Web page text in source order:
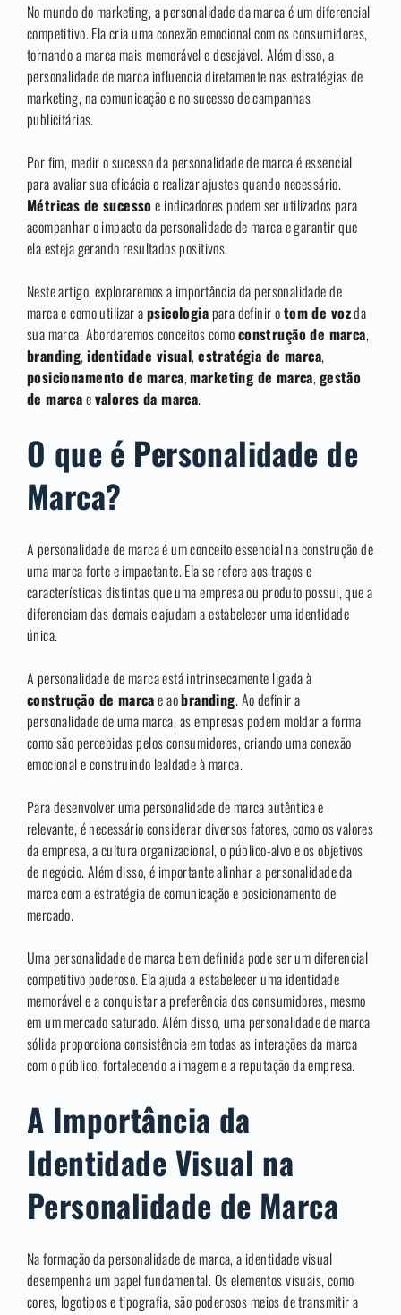
No mundo do marketing, a personalidade da marca é um diferencial
competitivo. Ela cria uma conexão emocional com os consumidores,
tornando a marca mais memorável e desejável. Além disso, a
personalidade de marca influencia diretamente nas estratégias de
marketing, na comunicação e no sucesso de campanhas
publicitárias.
Por fim, medir o sucesso da personalidade de marca é essencial
para avaliar sua eficácia e realizar ajustes quando necessário.
Métricas de sucessoe indicadores podem ser utilizados para
acompanhar o impacto da personalidade de marca e garantir que
ela esteja gerando resultados positivos.
Neste artigo, exploraremos a importância da personalidade de
marca e como utilizar apsicologiapara definir otom de vozda
sua marca. Abordaremos conceitos comoconstrução de marca,
branding,identidade visual,estratégia de marca,
posicionamento de marca,marketing de marca,gestão
de marcaevalores da marca.
O que é Personalidade de
Marca?
A personalidade de marca é um conceito essencial na construção de
uma marca forte e impactante. Ela se refere aos traços e
características distintas que uma empresa ou produto possui, que a
diferenciam das demais e ajudam a estabelecer uma identidade
única.
A personalidade de marca está intrinsecamente ligada à
construção de marcae aobranding. Ao definir a
personalidade de uma marca, as empresas podem moldar a forma
como são percebidas pelos consumidores, criando uma conexão
emocional e construindo lealdade à marca.
Para desenvolver uma personalidade de marca autêntica e
relevante, é necessário considerar diversos fatores, como os valores
da empresa, a cultura organizacional, o público-alvo e os objetivos
de negócio. Além disso, é importante alinhar a personalidade da
marca com a estratégia de comunicação e posicionamento de
mercado.
Uma personalidade de marca bem definida pode ser um diferencial
competitivo poderoso. Ela ajuda a estabelecer uma identidade
memorável e a conquistar a preferência dos consumidores, mesmo
em um mercado saturado. Além disso, uma personalidade de marca
sólida proporciona consistência em todas as interações da marca
com o público, fortalecendo a imagem e a reputação da empresa.
A Importância da
Identidade Visual na
Personalidade de Marca
Na formação da personalidade de marca, a identidade visual
desempenha um papel fundamental. Os elementos visuais, como
cores, logotipos e tipografia, são poderosos meios de transmitir a